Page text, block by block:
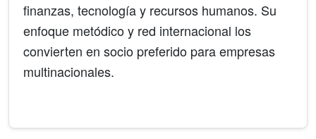
finanzas, tecnología y recursos humanos. Su
enfoque metódico y red internacional los
convierten en socio preferido para empresas
multinacionales.